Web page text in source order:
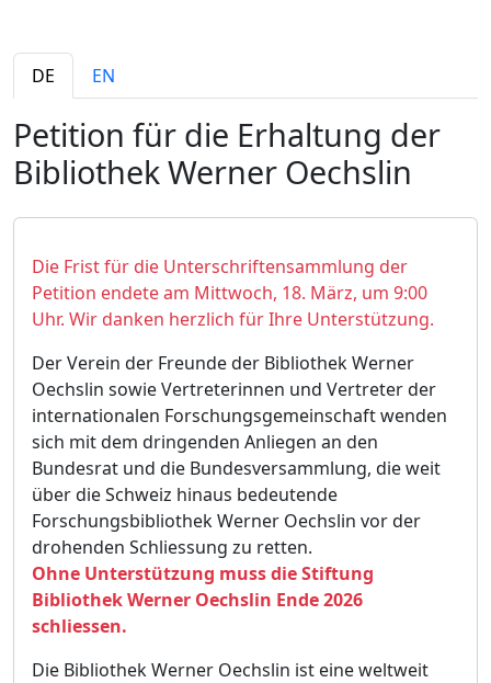
DE EN
Petition für die Erhaltung der
Bibliothek Werner Oechslin
Die Frist für die Unterschriftensammlung der
Petition endete am Mittwoch, 18. März, um 9:00
Uhr. Wir danken herzlich für Ihre Unterstützung.
Der Verein der Freunde der Bibliothek Werner
Oechslin sowie Vertreterinnen und Vertreter der
internationalen Forschungsgemeinschaft wenden
sich mit dem dringenden Anliegen an den
Bundesrat und die Bundesversammlung, die weit
über die Schweiz hinaus bedeutende
Forschungsbibliothek Werner Oechslin vor der
drohenden Schliessung zu retten.
Ohne Unterstützung muss die Stiftung
Bibliothek Werner Oechslin Ende 2026
schliessen.
Die Bibliothek Werner Oechslin ist eine weltweit